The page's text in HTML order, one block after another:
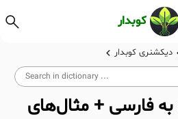
کوبدار
دیکشنری کوبدار
به فارسی + مثال‌های